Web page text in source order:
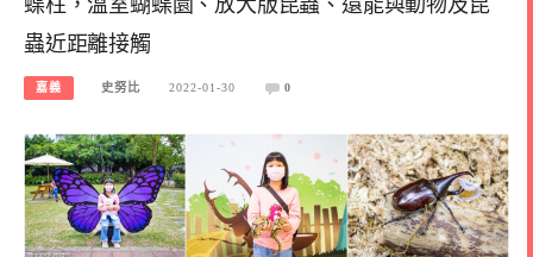
蝶柱，溫室蝴蝶園、放大版昆蟲、還能與動物及昆
蟲近距離接觸
嘉義 史努比 2022-01-30 0